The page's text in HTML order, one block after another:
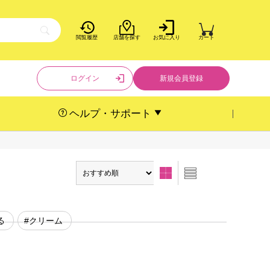
閲覧履歴 店舗を探す お気に入り カート
ログイン 新規会員登録
ヘルプ・サポート
#クリーム